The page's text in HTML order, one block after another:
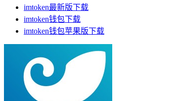
imtoken最新版下载
imtoken钱包下载
imtoken钱包苹果版下载